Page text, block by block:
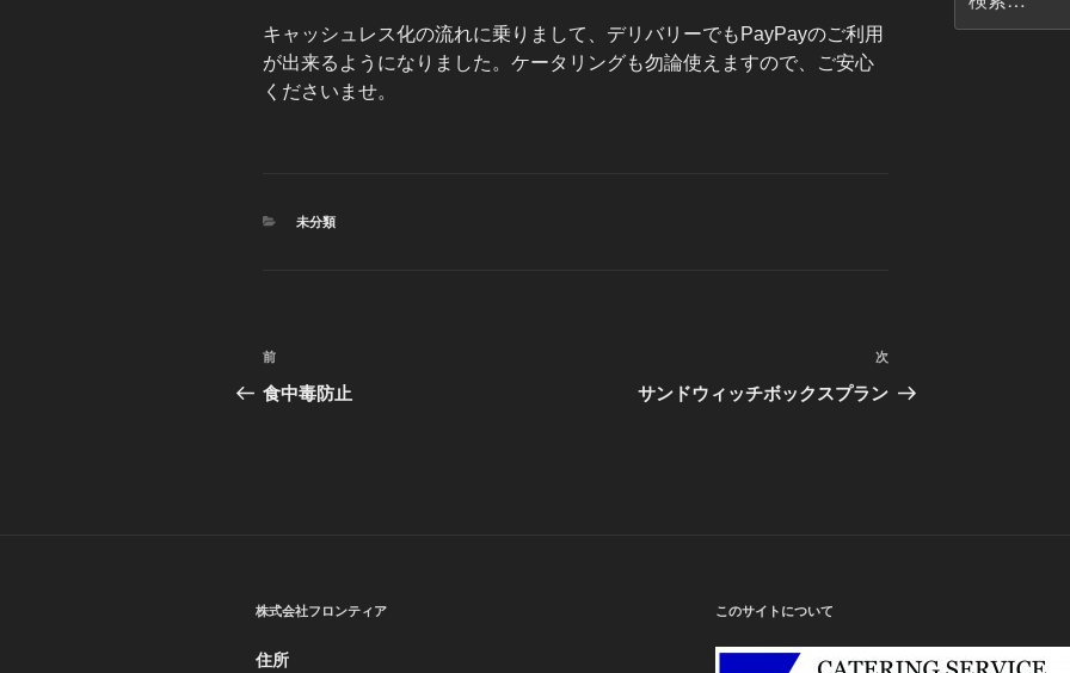
キャッシュレス化の流れに乗りまして、デリバリーでもPayPayのご利用
が出来るようになりました。ケータリングも勿論使えますので、ご安心
くださいませ。
カ
未分類
投
稿
シ
ョ
前
の
前
食中毒防止
次
の
次
サンドウィッチボックスプラン
索:
株式会社フロンティア
住所
このサイトについて